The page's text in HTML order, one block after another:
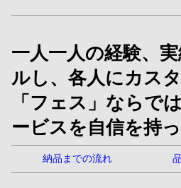
一人一人の経験、
ルし、各人にカス
「フェス」ならで
ービスを自信を持
納品までの流れ